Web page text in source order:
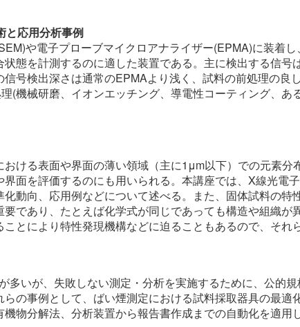
と応用分析事例
や電子プローブマイクロアナライザー(EPMA)に装着
態を計測するのに適した装置である。主に検出する信
号検出深さは通常のEPMAより浅く、試料の前処理の良
(機械研磨、イオンエッチング、導電性コーティング、
ける表面や界面の薄い領域（主に1μm以下）での元素
面を評価するのにも用いられる。本講座では、X線光電
動向、応用例などについて述べる。また、固体試料の
であり、たとえば化学式が同じであっても構造や組織が
とにより特性発現機構などに迫ることもあるので、それ
多いが、失敗しない測定・分析を実施するために、公的
の事例として、ばい煙測定における試料採取器具の最
物分解法、分析装置から報告書作成までの自動化を適用